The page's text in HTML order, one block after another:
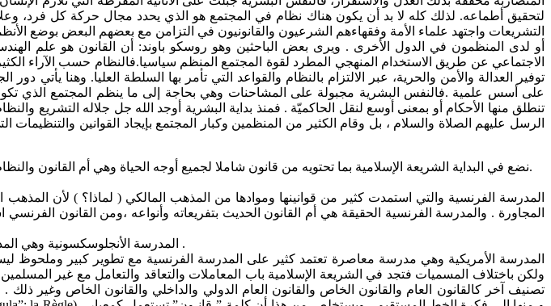
لتحقيق أطماعه. لذلك كله لا بد أن يكون هناك نظام في المجتمع هو الذي يحدد مجال حركة كل فرد،
التشريعات واجتهد علماء الأمة وفقهاءهم الشرعيون والقانونيون في التزامن مع بعضهم البعض بوضع
أو لدى المنظمون في الدول الأخرى . ويرى بعض الباحثين وهو روسكو باوند: أن القانون هو علم
الاجتماعي عن طريق الاستخدام المنهجي المطرد لقوة المجتمع المنظم سياسيا.فالنظام حسب الآراء
توفير العدالة والأمن والحرية، عبر الالتزام بالنظام والقواعد التي تأمر بها السلطة العليا. وهنا
على أسس علمية .فالنفس البشرية مجبولة على المشاحنات وهي بحاجة إلى ما ينظم المجتمع الذي
تنطلق منها الأحكام أو بمعنى أوسع لنقل الحاكميّة . فمنذ بداية البشرية أوجد الله جل جلاله التشريع
الرسل عليهم الصلاة والسلام ، بل وقام الكثير من المنظمين وكبار المجتمع بإيجاد القوانين
نضع في البداية الشريعة الإسلامية بما تحتويه من قانون شاملا لجميع أوجه الحياة وهي أم القانون والنظام وأساسه ،بها تسعد الأمة وعليها تستقيم تعاملات البشرية مع خالقهم وأفراد المجتمع بجميع فئاتها.
المدرسة الفرنسية والتي استمدت كثير من قوانينها وموادها من المذهب المالكي ( لماذا؟ ) لأن
المجاورة . والمدرسة الفرنسية الحقيقة هي أم القانون الحديث بتفريعاته وأنواعه ،ومن القانون
المدرسة الأنجلوسكسونية وهي المدرسة الانجليزية والذي يميزها أن المادة النظامية أو القانونية توضع بناء على الواقعة وليس العكس .
المدرسة الأمريكية وهي مدرسة معاصرة تعتمد كثير على المدرسة الفرنسية مع تطوير كبير وملحوظ
ولكن باختلاف المسميات فتجد في الشريعة الإسلامية باب المعاملات والتعاقد والتعامل مع غير
تصنيف آخر كالقانون العام والقانون الخاص والقانون العام الدولي والداخلي والقانون الخاص وغير